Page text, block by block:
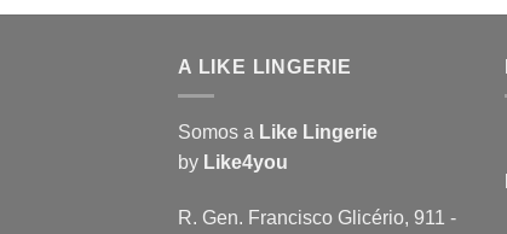
A LIKE LINGERIE
Somos a Like Lingerie
by Like4you
R. Gen. Francisco Glicério, 911 -